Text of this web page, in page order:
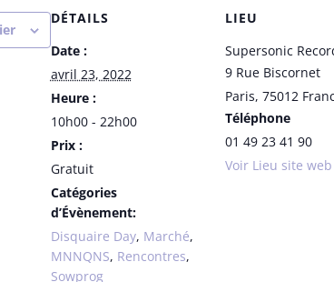
DÉTAILS
Date :
avril 23, 2022
Heure :
10h00 - 22h00
Prix :
Gratuit
Catégories
d’Évènement:
Disquaire Day, Marché,
MNNQNS, Rencontres,
Sowprog
LIEU
Supersonic
9 Rue Biscornet
Paris, 75012
Téléphone
01 49 23 41 90
Voir Lieu site web